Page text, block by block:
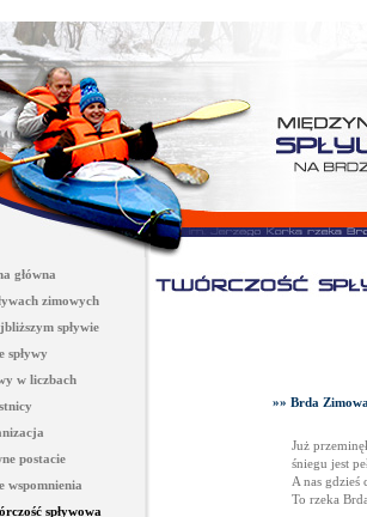
główna
zimowych
spływie
spływy
w liczbach
postacie
wspomnienia
spływowa
»» Brda Zimowa
Już
śniegu jest
A nas gdzieś
To rzeka